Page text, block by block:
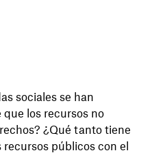
sociales se han
los recursos no
¿Qué tanto tiene
recursos públicos con el